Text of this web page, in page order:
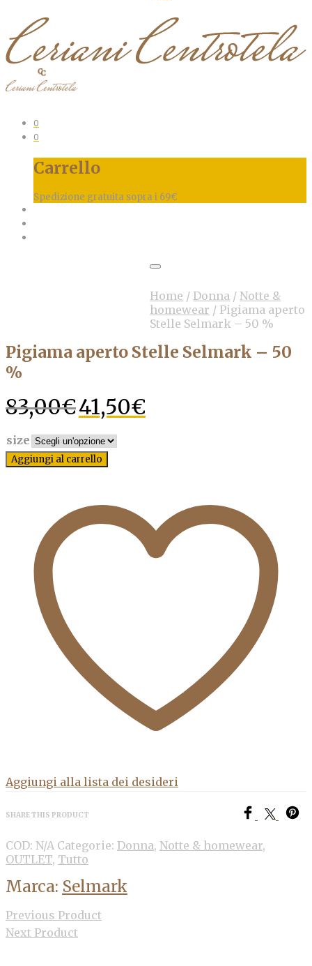
0
0
Carrello
Spedizione gratuita sopra i 69€
Home / Donna / Notte &
homewear / Pigiama aperto
Stelle Selmark – 50 %
Pigiama aperto Stelle Selmark – 50
%
83,00€ Il
prezzo
era:
83,00€.
41,50€prezzo
size
Aggiungi al carrello
Aggiungi alla lista dei desideri
SHARE THIS PRODUCT
COD: N/A Categorie: Donna, Notte & homewear,
OUTLET, Tutto
Marca: Selmark
Previous Product
Next Product